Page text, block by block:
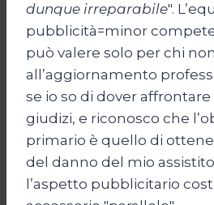
dunque irreparabile".
pubblicità=minor
può valere solo per chi
all’aggiornamento
se io so di dover
giudizi, e riconosco che
primario è quello di
del danno del mio
l’aspetto pubblicitario